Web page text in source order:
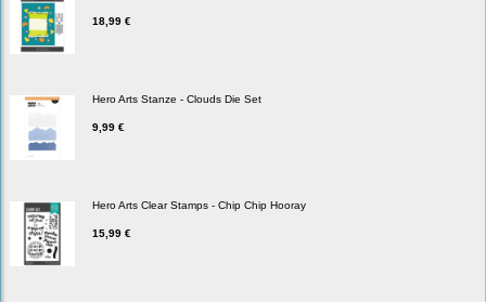
18,99 €
Hero Arts Stanze - Clouds Die Set
9,99 €
Hero Arts Clear Stamps - Chip Chip Hooray
15,99 €